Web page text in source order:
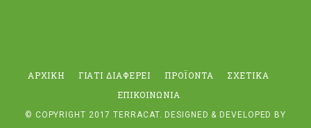
ΑΡΧΙΚΉ ΓΙΑΤΊ ΔΙΑΦΈΡΕΙ ΠΡΟΪΌΝΤΑ
ΣΧΕΤΙΚΆ
ΕΠΙΚΟΙΝΩΝΊΑ
© COPYRIGHT 2017TERRACAT. DESIGNED & DEVELOPED BY